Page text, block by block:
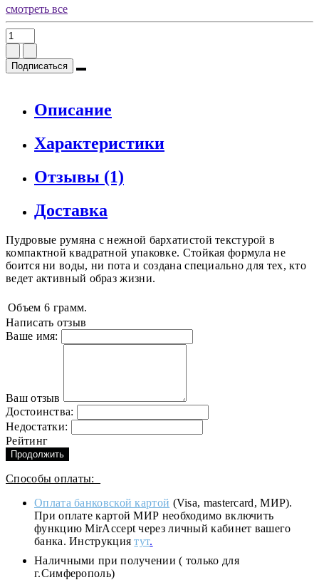
смотреть все
Подписаться
Описание
Характеристики
Отзывы (1)
Доставка
Пудровые румяна с нежной бархатистой текстурой в
компактной квадратной упаковке. Стойкая формула не
боится ни воды, ни пота и создана специально для тех, кто
ведет активный образ жизни.
Объем 6 грамм.
Написать отзыв
Ваше имя:
Ваш отзыв
Достоинства:
Недостатки:
Рейтинг
Продолжить
Способы оплаты:
Оплата банковской картой (Visa, mastercard, МИР).
При оплате картой МИР необходимо включить
функцию MirAccept через личный кабинет вашего
банка. Инструкциятут.
Наличными при получении ( только для
г.Симферополь)